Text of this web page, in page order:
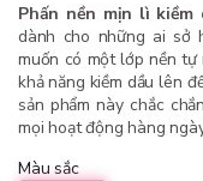
Phấn nền mịn lì kiềm
dành cho những ai sở
muốn có một lớp nền
khả năng kiềm dầu lên
sản phẩm này chắc
mọi hoạt động hàng
Màu sắc